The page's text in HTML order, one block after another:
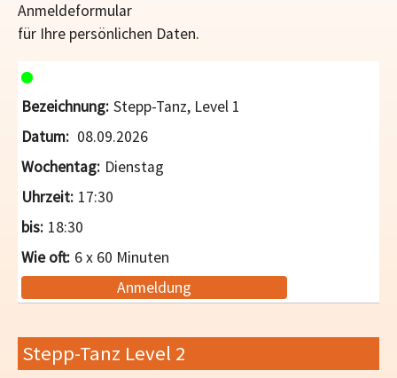
Anmeldeformular
für Ihre persönlichen Daten.
Stepp-Tanz, Level 1
08.09.2026
Dienstag
17:30
18:30
6 x 60 Minuten
Anmeldung
Stepp-Tanz Level 2